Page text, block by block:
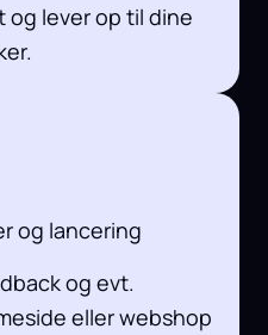
og lever op til dine
og lancering
og evt.
eller webshop